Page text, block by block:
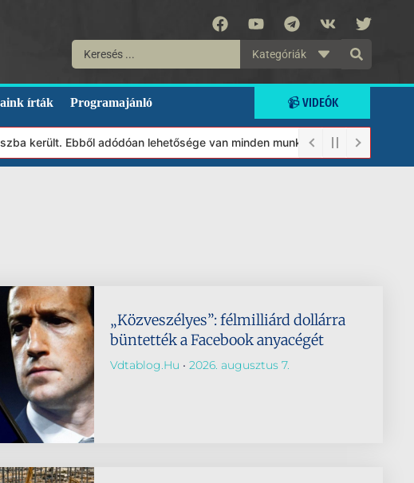
Kategóriák
írták Programajánló 📹 VIDEÓK
Ebből adódóan lehetősége van minden munkánkat segíteni
„Közveszélyes”: félmilliárd dollárra
büntették a Facebook anyacégét
Vdtablog.hu 2026. augusztus 7.